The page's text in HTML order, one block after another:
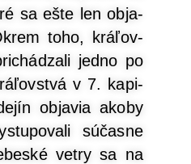
sa ešte len obja­
toho, krá­ľov­
jed­no po
v 7. kapi­
obja­via ako­by
súčas­ne
vet­ry sa na